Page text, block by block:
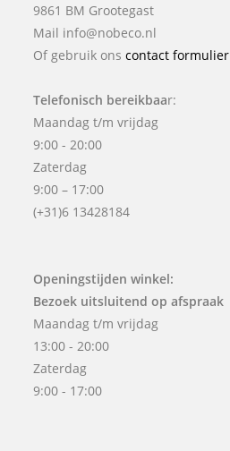
9861 BM Grootegast
Mail info@nobeco.nl
Of gebruik onscontact formulier
Telefonisch bereikbaar:
Maandag t/m vrijdag
9:00 - 20:00
Zaterdag
9:00 – 17:00
(+31)6 13428184
Openingstijden winkel:
Bezoek uitsluitend op afspraak
Maandag t/m vrijdag
13:00 - 20:00
Zaterdag
9:00 - 17:00